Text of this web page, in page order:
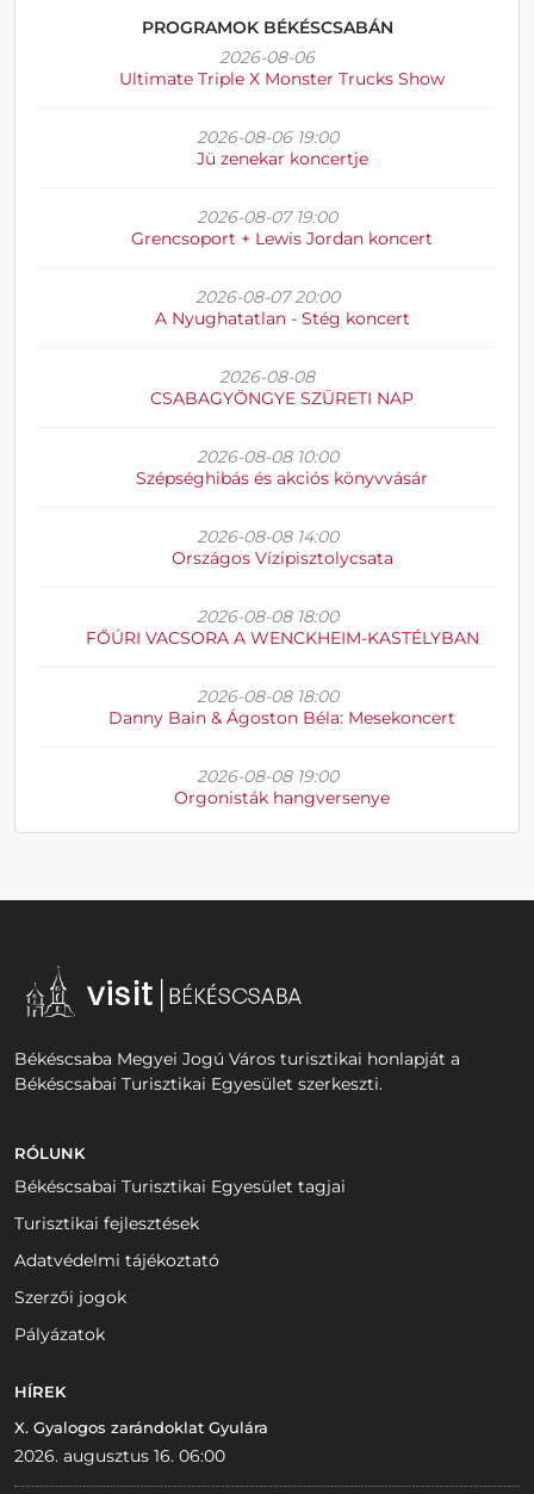
PROGRAMOK BÉKÉSCSABÁN
2026-08-06
Ultimate Triple X Monster Trucks Show
2026-08-06 19:00
Jü zenekar koncertje
2026-08-07 19:00
Grencsoport + Lewis Jordan koncert
2026-08-07 20:00
A Nyughatatlan - Stég koncert
2026-08-08
CSABAGYÖNGYE SZÜRETI NAP
2026-08-08 10:00
Szépséghibás és akciós könyvvásár
2026-08-08 14:00
Országos Vízipisztolycsata
2026-08-08 18:00
FŐÚRI VACSORA A WENCKHEIM-KASTÉLYBAN
2026-08-08 18:00
Danny Bain & Ágoston Béla: Mesekoncert
2026-08-08 19:00
Orgonisták hangversenye
Békéscsaba Megyei Jogú Város turisztikai honlapját a
Békéscsabai Turisztikai Egyesület szerkeszti.
RÓLUNK
Békéscsabai Turisztikai Egyesület tagjai
Turisztikai fejlesztések
Adatvédelmi tájékoztató
Szerzői jogok
Pályázatok
HÍREK
X. Gyalogos zarándoklat Gyulára
2026. augusztus 16. 06:00